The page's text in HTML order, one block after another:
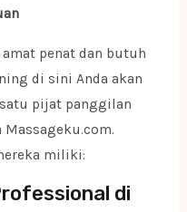
penat dan butuh
di sini Anda akan
pijat panggilan
Massageku.com.
miliki:
di